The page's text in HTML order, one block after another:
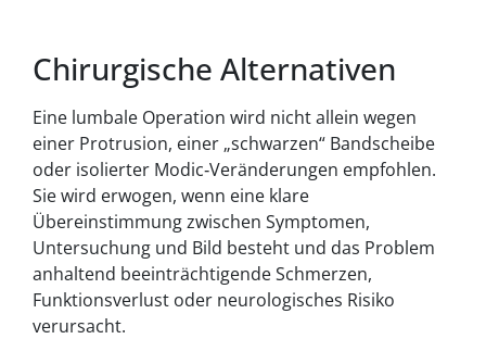
Chirurgische Alternativen
Eine lumbale Operation wird nicht allein wegen
einer Protrusion, einer „schwarzen“ Bandscheibe
oder isolierter Modic‑Veränderungen empfohlen.
Sie wird erwogen, wenn eine klare
Übereinstimmung zwischen Symptomen,
Untersuchung und Bild besteht und das Problem
anhaltend beeinträchtigende Schmerzen,
Funktionsverlust oder neurologisches Risiko
verursacht.